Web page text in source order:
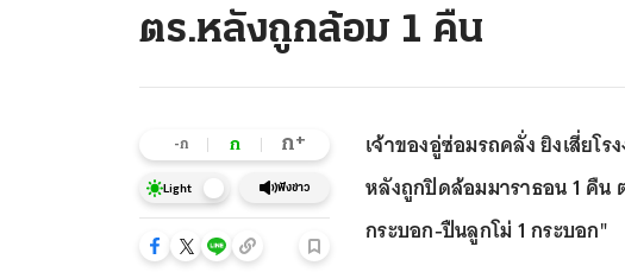
ตร.หลังถูกล้อม 1 คืน
-ก ก ก+
Light ฟังข่าว
เจ้าของอู่ซ่อมรถคลั่ง ยิงเสี่ย
หลังถูกปิดล้อมมาราธอน 1 คืน
กระบอก-ปืนลูกโม่ 1 กระบอก"